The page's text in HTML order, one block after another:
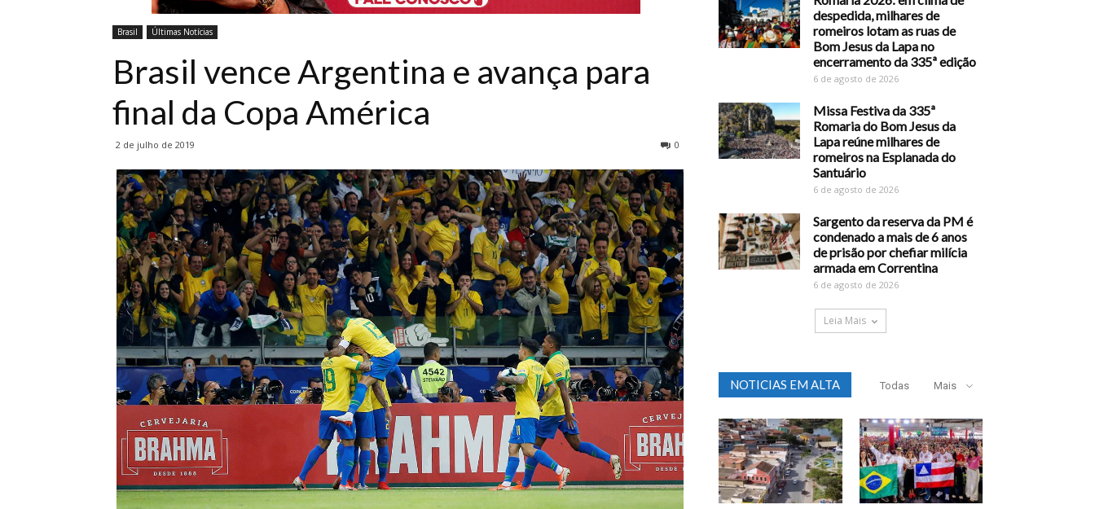
Brasil Últimas Notícias
Brasil vence Argentina e avança para
final da Copa América
2 de julho de 2019 0
despedida, milhares de
romeiros lotam as ruas de
Bom Jesus da Lapa no
encerramento da 335ª edição
6 de agosto de 2026
Missa Festiva da 335ª
Romaria do Bom Jesus da
Lapa reúne milhares de
romeiros na Esplanada do
Santuário
6 de agosto de 2026
Sargento da reserva da PM é
condenado a mais de 6 anos
de prisão por chefiar milícia
armada em Correntina
6 de agosto de 2026
Leia Mais
NOTICIAS EM ALTA Todas Mais